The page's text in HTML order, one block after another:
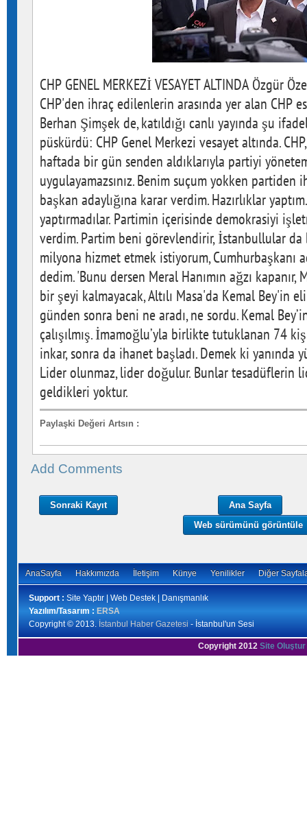
CHP GENEL MERKEZİ VESAYET ALTINDA Özgür
CHP'den ihraç edilenlerin arasında yer alan CHP
Berhan Şimşek de, katıldığı canlı yayında şu
püskürdü: CHP Genel Merkezi vesayet altında.
haftada bir gün senden aldıklarıyla partiyi
uygulayamazsınız. Benim suçum yokken partiden
başkan adaylığına karar verdim. Hazırlıklar
yaptırmadılar. Partimin içerisinde demokrasiyi
verdim. Partim beni görevlendirir, İstanbullular da
milyona hizmet etmek istiyorum, Cumhurbaşkanı
dedim. 'Bunu dersen Meral Hanımın ağzı kapanır,
bir şeyi kalmayacak, Altılı Masa'da Kemal Bey'in
günden sonra beni ne aradı, ne sordu. Kemal
çalışılmış. İmamoğlu’yla birlikte tutuklanan 74
inkar, sonra da ihanet başladı. Demek ki yanında
Lider olunmaz, lider doğulur. Bunlar tesadüflerin
geldikleri yoktur.
Paylaşki Değeri Artsın :
Add Comments
Sonraki Kayıt
Ana Sayfa
Web sürümünü görüntüle
AnaSayfa Hakkımızda İletişim Künye Yenilikler Diğer
Support : Site Yaptır | Web Destek | Danışmanlık
Yazılım/Tasarım : ERSA
Copyright © 2013. İstanbul Haber Gazetesi - İstanbul'un Sesi
Copyright 2012 Site Oluştur